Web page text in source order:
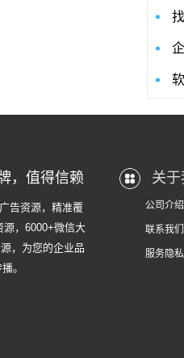
，值得信赖
告资源，精准覆
源，6000+微信大
，为您的企业品
。
关
公司介绍
联系我们
服务隐私